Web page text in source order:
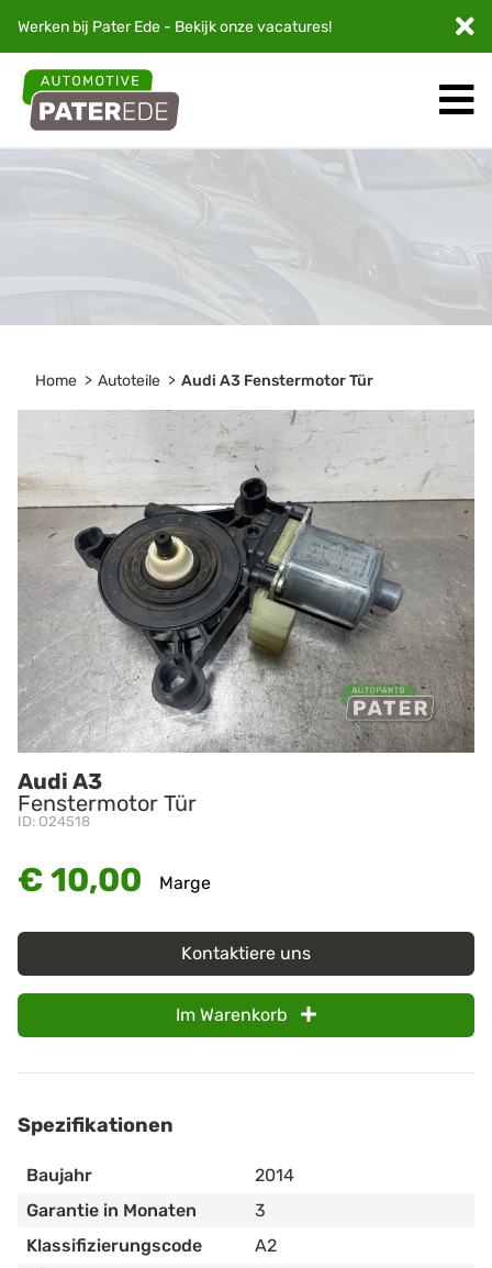
Werken bij Pater Ede - Bekijk onzevacatures!
Home Autoteile Audi A3 Fenstermotor Tür
Audi A3
Fenstermotor Tür
ID: O24518
€ 10,00 Marge
Kontaktiere uns
Im Warenkorb
Spezifikationen
Baujahr
2014
Garantie in Monaten
3
Klassifizierungscode
A2